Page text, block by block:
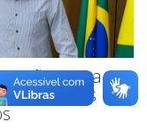
ações para
emitidas